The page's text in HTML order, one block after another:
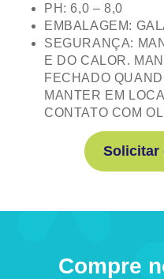
PH: 6,0 – 8,0
EMBALAGEM:
SEGURANÇA:
E DO CALOR.
FECHADO
MANTER EM
CONTATO COM
Solicitar
Compre